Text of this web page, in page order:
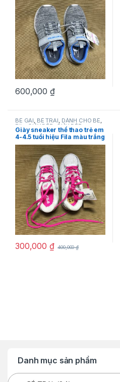
600,000 ₫
BÉ GÁI, BÉ TRAI, DÀNH CHO BÉ,
Fila GIÀY DÉP GIÀY DÉP
Giày sneaker thể thao trẻ em
4-4.5 tuổi hiệu Fila màu trắng
size (US) 12 hàng mỹ chính
hãng
300,000 ₫ 400,000₫
Danh mục sản phẩm